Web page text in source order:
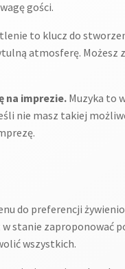
gości.
to klucz do
atmosferę.
na imprezie. Muzyka to
nie masz takiej
do preferencji
stanie zaproponować
wszystkich.